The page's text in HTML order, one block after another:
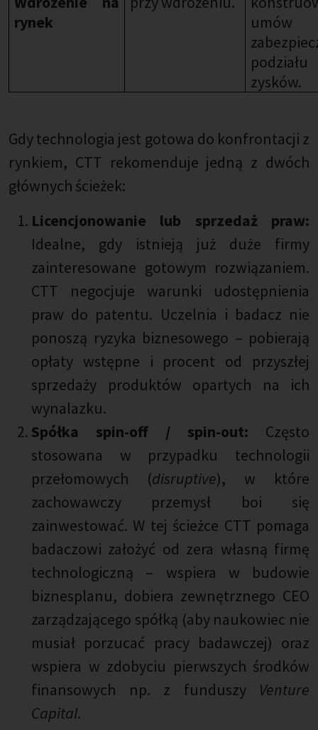
rynek
podziału
zysków.
Gdy technologia jest gotowa do konfrontacji z
rynkiem, CTT rekomenduje jedną z dwóch
głównych ścieżek:
Licencjonowanie lub sprzedaż praw:
Idealne, gdy istnieją już duże firmy
zainteresowane gotowym rozwiązaniem.
CTT negocjuje warunki udostępnienia
praw do patentu. Uczelnia i badacz nie
ponoszą ryzyka biznesowego – pobierają
opłaty wstępne i procent od przyszłej
sprzedaży produktów opartych na ich
wynalazku.
Spółka spin-off / spin-out: Często
stosowana w przypadku technologii
przełomowych (disruptive), w które
zachowawczy przemysł boi się
zainwestować. W tej ścieżce CTT pomaga
badaczowi założyć od zera własną firmę
technologiczną – wspiera w budowie
biznesplanu, dobiera zewnętrznego CEO
zarządzającego spółką (aby naukowiec nie
musiał porzucać pracy badawczej) oraz
wspiera w zdobyciu pierwszych środków
finansowych np. z funduszy Venture
Capital.